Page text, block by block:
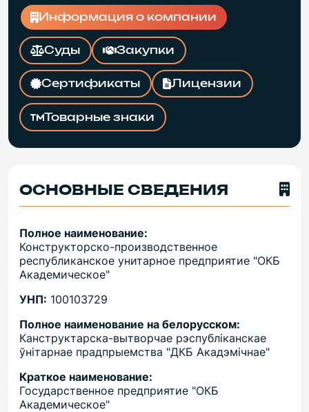
Информация о компании
Суды Закупки
Сертификаты Лицензии
Товарные знаки
ОСНОВНЫЕ СВЕДЕНИЯ
Полное наименование:
Конструкторско-производственное
республиканское унитарное предприятие "ОКБ
Академическое"
УНП: 100103729
Полное наименование на белорусском:
Канструктарска-вытворчае рэспубліканскае
ўнітарнае прадпрыемства "ДКБ Акадэмічнае"
Краткое наименование:
Государственное предприятие "ОКБ
Академическое"